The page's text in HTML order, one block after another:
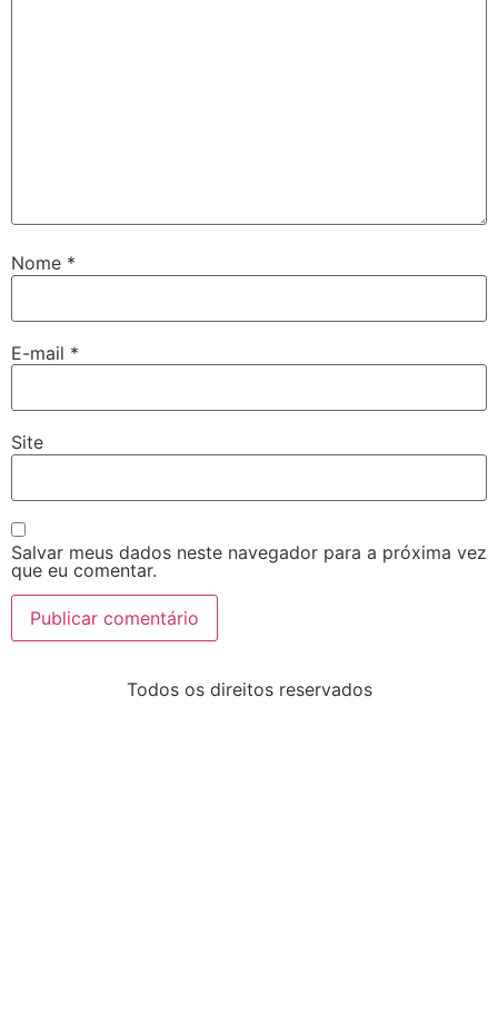
Nome *
E-mail *
Site
Salvar meus dados neste navegador para a próxima vez
que eu comentar.
Todos os direitos reservados